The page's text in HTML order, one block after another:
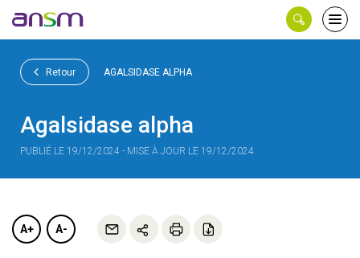
le
Retour AGALSIDASE ALPHA
Agalsidase alpha
PUBLIÉ LE 19/12/2024 - MISE À JOUR LE 19/12/2024
A+ A-